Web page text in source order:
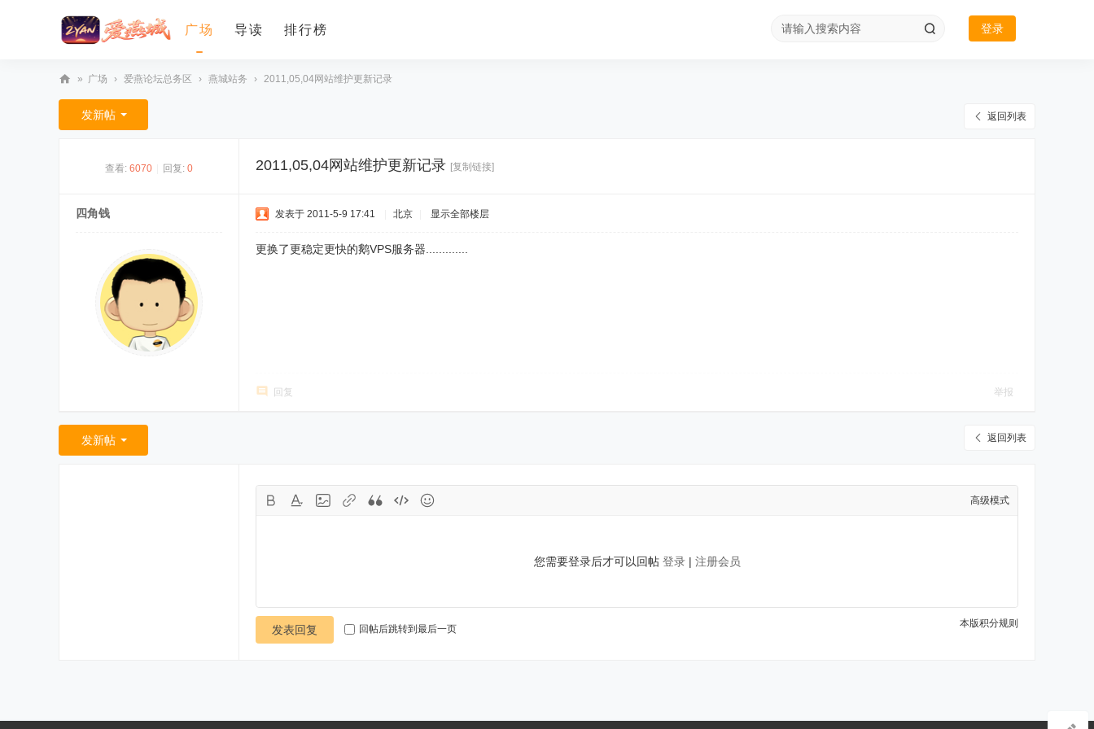
广场 导读 排行榜 登录
爱
燕
» 广场 › 爱燕论坛总务区 › 燕城站务 › 2011,05,04网站维护更新记录
返回列表
发新帖
查看: 6070 回复: 0 2011,05,04网站维护更新记录 [复制链接]
四角钱 发表于 2011-5-9 17:41 北京 显示全部楼层
更换了更稳定更快的鹅VPS服务器.............
回复 举报
返回列表
发新帖
高级模式
您需要登录后才可以回帖 登录| 注册会员
本版积分规则
发表回复 回帖后跳转到最后一页